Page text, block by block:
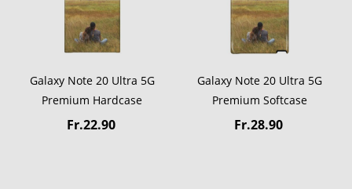
Galaxy Note 20 Ultra 5G
Premium Hardcase
Fr.22.90
Galaxy Note 20 Ultra 5G
Premium Softcase
Fr.28.90